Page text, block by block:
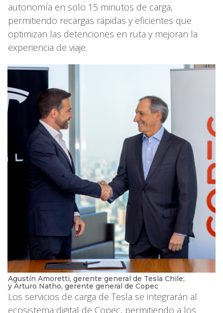
autonomía en solo 15 minutos de carga,
permitiendo recargas rápidas y eficientes que
optimizan las detenciones en ruta y mejoran la
experiencia de viaje.
Agustín Amoretti, gerente general de Tesla Chile;
y Arturo Natho, gerente general de Copec
Los servicios de carga de Tesla se integrarán al
ecosistema digital de Copec, permitiendo a los